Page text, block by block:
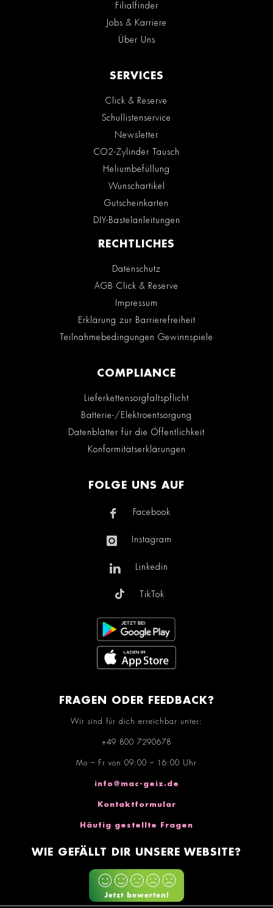
Filialfinder
Jobs & Karriere
Über Uns
SERVICES
Click & Reserve
Schullistenservice
Newsletter
CO2-Zylinder Tausch
Heliumbefüllung
Wunschartikel
Gutscheinkarten
DIY-Bastelanleitungen
RECHTLICHES
Datenschutz
AGB Click & Reserve
Impressum
Erklärung zur Barrierefreiheit
Teilnahmebedingungen Gewinnspiele
COMPLIANCE
Lieferkettensorgfaltspflicht
Batterie-/Elektroentsorgung
Datenblätter für die Öffentlichkeit
Konformitätserklärungen
FOLGE UNS AUF
Facebook
Instagram
Linkedin
TikTok
FRAGEN ODER FEEDBACK?
Wir sind für dich erreichbar unter:
+49 800 7290678
Mo – Fr von 09:00 – 16:00 Uhr
info@mac-geiz.de
Kontaktformular
Häufig gestellte Fragen
WIE GEFÄLLT DIR UNSERE WEBSITE?